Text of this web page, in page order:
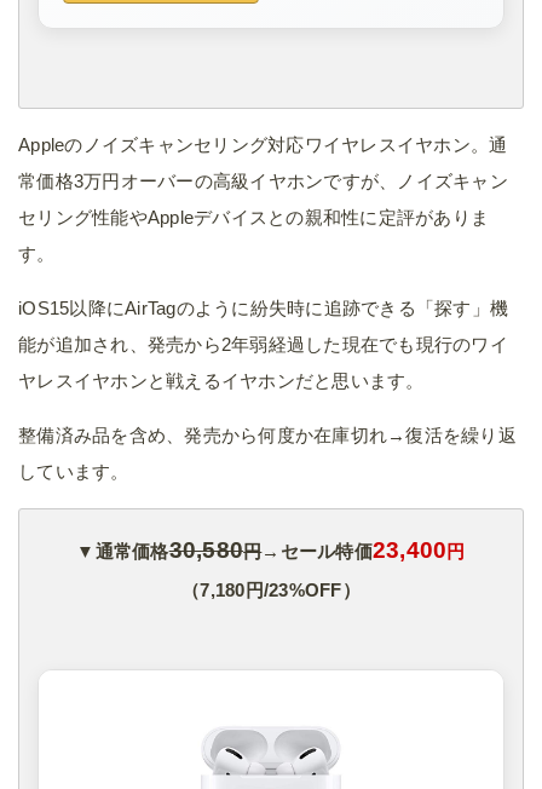
Appleのノイズキャンセリング対応ワイヤレスイヤホン。通
常価格3万円オーバーの高級イヤホンですが、ノイズキャン
セリング性能やAppleデバイスとの親和性に定評がありま
す。
iOS15以降にAirTagのように紛失時に追跡できる「探す」機
能が追加され、発売から2年弱経過した現在でも現行のワイ
ヤレスイヤホンと戦えるイヤホンだと思います。
整備済み品を含め、発売から何度か在庫切れ→復活を繰り返
しています。
▼通常価格30,580円→セール特価23,400 円
（7,180円/23%OFF）